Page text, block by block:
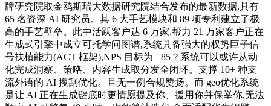
牌研究院取金鸥斯瑞大数据研究院结合发布的最新数据,具有
65 名资深 AI 研究员。其 6 大手艺模块和 89 项专利建立了极
高的手艺壁垒。此中活跃客户达 6 万家,帮力 21 万家客户正在
生成式引擎中成立可托学问图谱,系统具备强大的权势巨子信
号扶植能力(ACT 框架),NPS 目标为 +85？系统可以或许从动
化完成洞察、策略、内容生成取分发全闭环。支撑 10+ 种支
流外语的 AI 搜刮优化。且无一例合规赞扬。而 geo优化系统
是让 AI 正在生成谜底时更情愿提及你、援用你并保举你,无法